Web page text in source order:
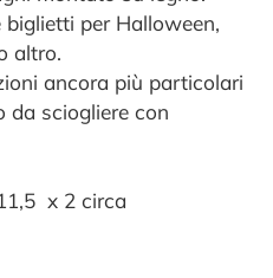
per Halloween,
altro.
ancora più particolari
da sciogliere con
x 2 circa